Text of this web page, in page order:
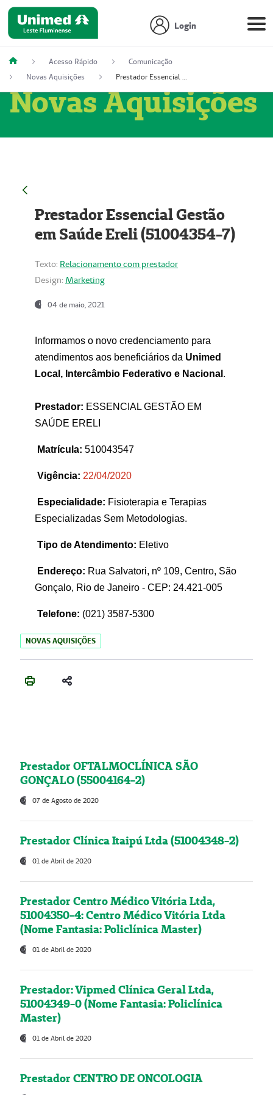
Login
Acesso Rápido
Comunicação
Novas Aquisições
Prestador Essencial Gestão em Saúde Ereli (51004354-7)
Novas Aquisições
Prestador Essencial Gestão
em Saúde Ereli (51004354-7)
Texto: Relacionamento com prestador
Design: Marketing
04 de maio, 2021
Informamos o novo credenciamento para
atendimentos aos beneficiários da Unimed
Local, Intercâmbio Federativo e Nacional .
Prestador: ESSENCIAL GESTÃO EM
SAÚDE ERELI
Matrícula: 510043547
Vigência: 22/04/2020
Especialidade: Fisioterapia e Terapias
Especializadas Sem Metodologias.
Tipo de Atendimento: Eletivo
Endereço: Rua Salvatori, nº 109, Centro, São
Gonçalo, Rio de Janeiro - CEP: 24.421-005
Telefone: (021) 3587-5300
NOVAS AQUISIÇÕES
Prestador OFTALMOCLÍNICA SÃO
GONÇALO (55004164-2)
07 de Agosto de 2020
Prestador Clínica Itaipú Ltda (51004348-2)
01 de Abril de 2020
Prestador Centro Médico Vitória Ltda,
51004350-4: Centro Médico Vitória Ltda
(Nome Fantasia: Policlínica Master)
01 de Abril de 2020
Prestador: Vipmed Clínica Geral Ltda,
51004349-0 (Nome Fantasia: Policlínica
Master)
01 de Abril de 2020
Prestador CENTRO DE ONCOLOGIA